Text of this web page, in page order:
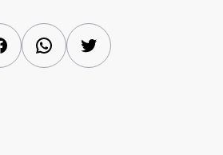
FacebookWhatsAppTwitter